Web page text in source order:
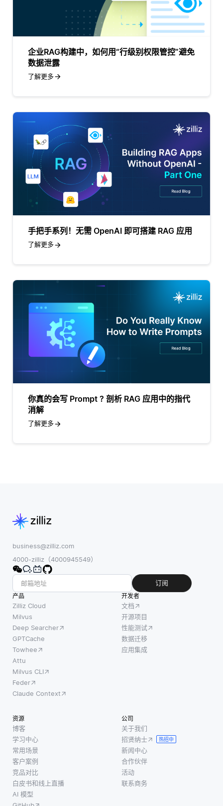
企业RAG构建中，如何用“行级别权限管控”避免
数据泄露
了解更多
手把手系列！无需 OpenAI 即可搭建 RAG 应用
了解更多
你真的会写 Prompt ? 剖析 RAG 应用中的指代
消解
了解更多
business@zilliz.com
4000-zilliz（4000945549）
订阅
产品
Zilliz Cloud
Milvus
Deep Searcher
GPTCache
Towhee
Attu
Milvus CLI
Feder
Claude Context
开发者
文档
开源项目
性能测试
数据迁移
应用集成
资源
博客
学习中心
常用场景
客户案例
竞品对比
白皮书和线上直播
AI 模型
公司
关于我们
招贤纳士
热招中
新闻中心
合作伙伴
活动
联系商务